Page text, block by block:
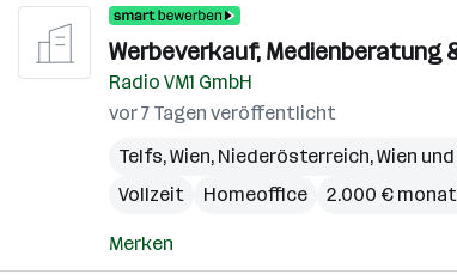
Werbeverkauf, Medienberatung
Radio VM1 GmbH
vor 7 Tagen veröffentlicht
Telfs,Wien, Niederösterreich,Wien
Vollzeit
Homeoffice 2.000 €
Merken